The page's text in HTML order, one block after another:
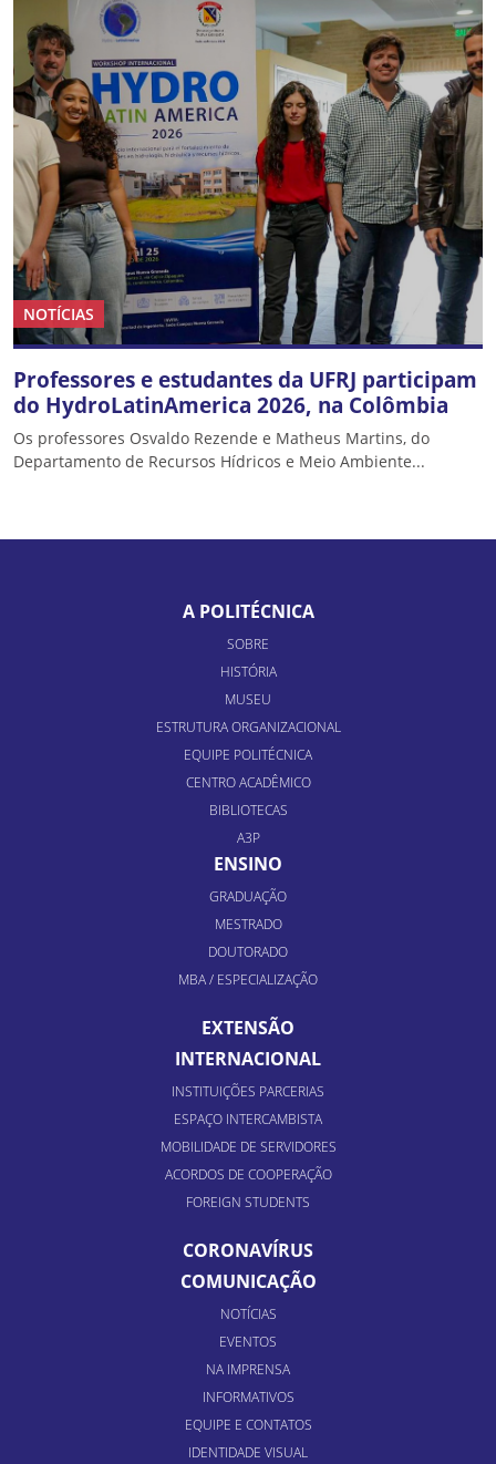
NOTÍCIAS
Professores e estudantes da UFRJ participam
do HydroLatinAmerica 2026, na Colômbia
Os professores Osvaldo Rezende e Matheus Martins, do
Departamento de Recursos Hídricos e Meio Ambiente...
A POLITÉCNICA
SOBRE
HISTÓRIA
MUSEU
ESTRUTURA ORGANIZACIONAL
EQUIPE POLITÉCNICA
CENTRO ACADÊMICO
BIBLIOTECAS
A3P
ENSINO
GRADUAÇÃO
MESTRADO
DOUTORADO
MBA / ESPECIALIZAÇÃO
EXTENSÃO
INTERNACIONAL
INSTITUIÇÕES PARCERIAS
ESPAÇO INTERCAMBISTA
MOBILIDADE DE SERVIDORES
ACORDOS DE COOPERAÇÃO
FOREIGN STUDENTS
CORONAVÍRUS
COMUNICAÇÃO
NOTÍCIAS
EVENTOS
NA IMPRENSA
INFORMATIVOS
EQUIPE E CONTATOS
IDENTIDADE VISUAL